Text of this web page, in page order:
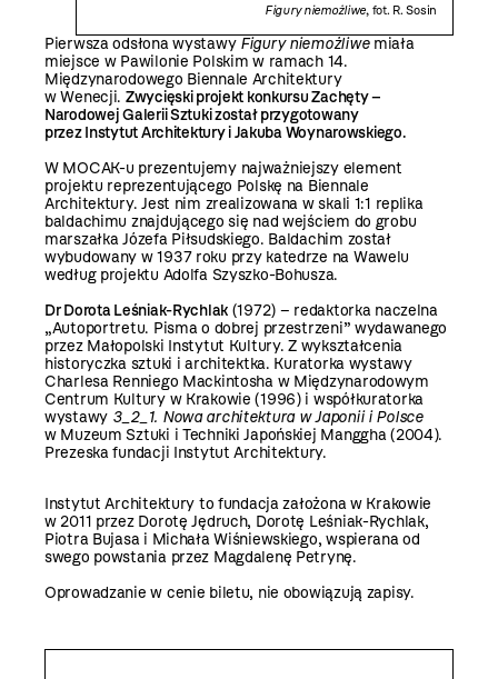
Figury niemożliwe, fot. R. Sosin
Pierwsza odsłona wystawy Figury niemożliwemiała
miejsce w Pawilonie Polskim w ramach 14.
Międzynarodowego Biennale Architektury
w Wenecji. Zwycięski projekt konkursu Zachęty –
Narodowej Galerii Sztuki został przygotowany
przez Instytut Architektury i Jakuba Woynarowskiego.
W MOCAK-u prezentujemy najważniejszy element
projektu reprezentującego Polskę na Biennale
Architektury. Jest nim zrealizowana w skali 1:1 replika
baldachimu znajdującego się nad wejściem do grobu
marszałka Józefa Piłsudskiego. Baldachim został
wybudowany w 1937 roku przy katedrze na Wawelu
według projektu Adolfa Szyszko-Bohusza.
Dr Dorota Leśniak-Rychlak (1972) – redaktorka naczelna
„Autoportretu. Pisma o dobrej przestrzeni” wydawanego
przez Małopolski Instytut Kultury. Z wykształcenia
historyczka sztuki i architektka. Kuratorka wystawy
Charlesa Renniego Mackintosha w Międzynarodowym
Centrum Kultury w Krakowie (1996) i współkuratorka
wystawy 3_2_1. Nowa architektura w Japonii i Polsce
w Muzeum Sztuki i Techniki Japońskiej Manggha (2004).
Prezeska fundacji Instytut Architektury.
Instytut Architektury to fundacja założona w Krakowie
w 2011 przez Dorotę Jędruch, Dorotę Leśniak-Rychlak,
Piotra Bujasa i Michała Wiśniewskiego, wspierana od
swego powstania przez Magdalenę Petrynę.
Oprowadzanie w cenie biletu, nie obowiązują zapisy.